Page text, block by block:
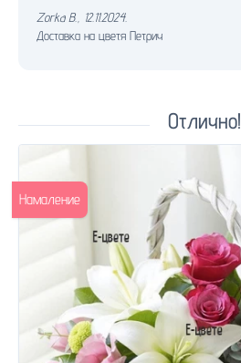
Zorka B.
12.11.2024.
Доставка на цветя Петрич
Отлично!
Намаление